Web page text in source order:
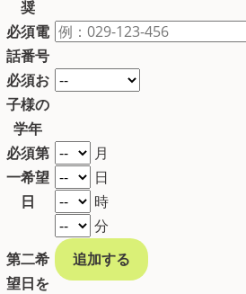
奨
必須電
話番号
必須お
子様の
学年
必須第
一希望
日
月
日
時
分
第二希
望日を
追加する